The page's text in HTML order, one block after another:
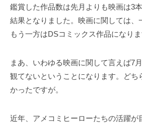
鑑賞した作品数は先月よりも映画は3
結果となりました。映画に関しては、
もう一方はDSコミックス作品になりま
まあ、いわゆる映画に関して言えば7
観てないということになります。どち
かったですが。
近年、アメコミヒーローたちの活躍が